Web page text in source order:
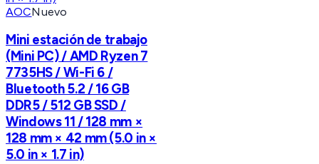
AOCNuevo
Mini estación de trabajo
(Mini PC) / AMD Ryzen 7
7735HS / Wi-Fi 6 /
Bluetooth 5.2 / 16 GB
DDR5 / 512 GB SSD /
Windows 11 / 128 mm ×
128 mm × 42 mm (5.0 in ×
5.0 in × 1.7 in)